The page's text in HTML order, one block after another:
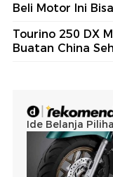
Beli Motor Ini
Tourino 250 DX
Buatan China